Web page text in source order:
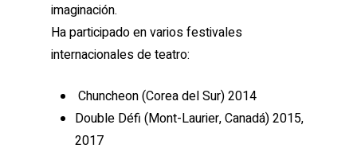
imaginación.
Ha participado en varios festivales
internacionales de teatro:
Chuncheon (Corea del Sur) 2014
Double Défi (Mont-Laurier, Canadá) 2015,
2017